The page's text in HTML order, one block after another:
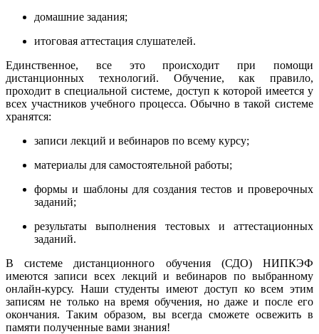
домашние задания;
итоговая аттестация слушателей.
Единственное, все это происходит при помощи
дистанционных технологий. Обучение, как правило,
проходит в специальной системе, доступ к которой имеется у
всех участников учебного процесса. Обычно в такой системе
хранятся:
записи лекций и вебинаров по всему курсу;
материалы для самостоятельной работы;
формы и шаблоны для создания тестов и проверочных
заданий;
результаты выполнения тестовых и аттестационных
заданий.
В системе дистанционного обучения (СДО) НИПКЭФ
имеются записи всех лекций и вебинаров по выбранному
онлайн-курсу. Наши студенты имеют доступ ко всем этим
записям не только на время обучения, но даже и после его
окончания. Таким образом, вы всегда сможете освежить в
памяти полученные вами знания!